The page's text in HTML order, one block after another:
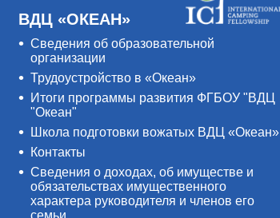
ВДЦ «ОКЕАН»
Сведения об образовательной
организации
Трудоустройство в «Океан»
Итоги программы развития ФГБОУ "ВДЦ
"Океан"
Школа подготовки вожатых ВДЦ «Океан»
Контакты
Сведения о доходах, об имуществе и
обязательствах имущественного
характера руководителя и членов его
семьи